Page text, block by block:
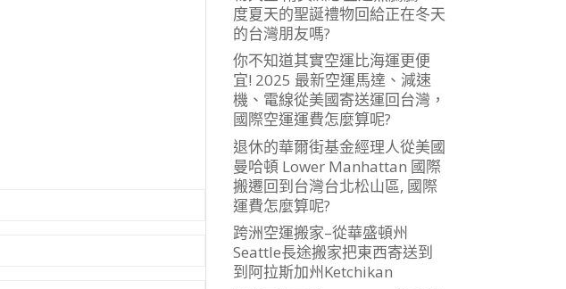
度夏天的聖誕禮物回給正在冬天
的台灣朋友嗎?
你不知道其實空運比海運更便
宜! 2025 最新空運馬達、減速
機、電線從美國寄送運回台灣，
國際空運運費怎麼算呢?
退休的華爾街基金經理人從美國
曼哈頓 Lower Manhattan 國際
搬遷回到台灣台北松山區, 國際
運費怎麼算呢?
跨洲空運搬家–從華盛頓州
Seattle長途搬家把東西寄送到
到阿拉斯加州Ketchikan